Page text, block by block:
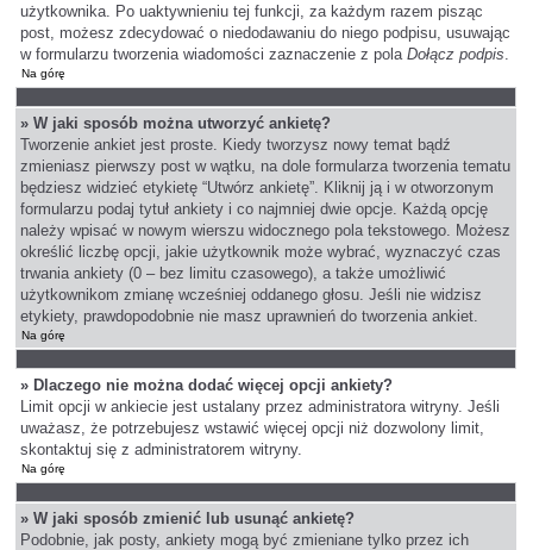
użytkownika. Po uaktywnieniu tej funkcji, za każdym razem pisząc
post, możesz zdecydować o niedodawaniu do niego podpisu, usuwając
w formularzu tworzenia wiadomości zaznaczenie z polaDołącz podpis.
Na górę
» W jaki sposób można utworzyć ankietę?
Tworzenie ankiet jest proste. Kiedy tworzysz nowy temat bądź
zmieniasz pierwszy post w wątku, na dole formularza tworzenia tematu
będziesz widzieć etykietę “Utwórz ankietę”. Kliknij ją i w otworzonym
formularzu podaj tytuł ankiety i co najmniej dwie opcje. Każdą opcję
należy wpisać w nowym wierszu widocznego pola tekstowego. Możesz
określić liczbę opcji, jakie użytkownik może wybrać, wyznaczyć czas
trwania ankiety (0 – bez limitu czasowego), a także umożliwić
użytkownikom zmianę wcześniej oddanego głosu. Jeśli nie widzisz
etykiety, prawdopodobnie nie masz uprawnień do tworzenia ankiet.
Na górę
» Dlaczego nie można dodać więcej opcji ankiety?
Limit opcji w ankiecie jest ustalany przez administratora witryny. Jeśli
uważasz, że potrzebujesz wstawić więcej opcji niż dozwolony limit,
skontaktuj się z administratorem witryny.
Na górę
» W jaki sposób zmienić lub usunąć ankietę?
Podobnie, jak posty, ankiety mogą być zmieniane tylko przez ich